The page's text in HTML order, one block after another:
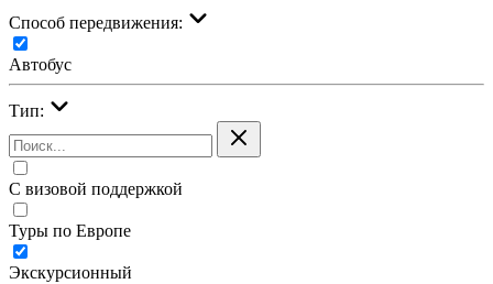
Cпособ передвижения:
Автобус
Тип:
С визовой поддержкой
Туры по Европе
Экскурсионный